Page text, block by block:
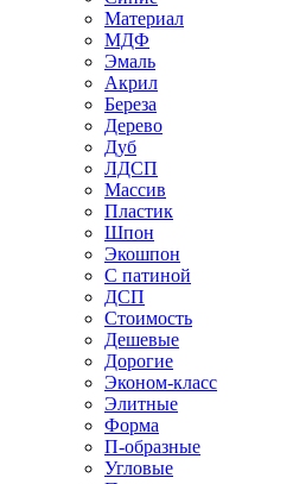
Материал
МДФ
Эмаль
Акрил
Береза
Дерево
Дуб
ЛДСП
Массив
Пластик
Шпон
Экошпон
С патиной
ДСП
Стоимость
Дешевые
Дорогие
Эконом-класс
Элитные
Форма
П-образные
Угловые